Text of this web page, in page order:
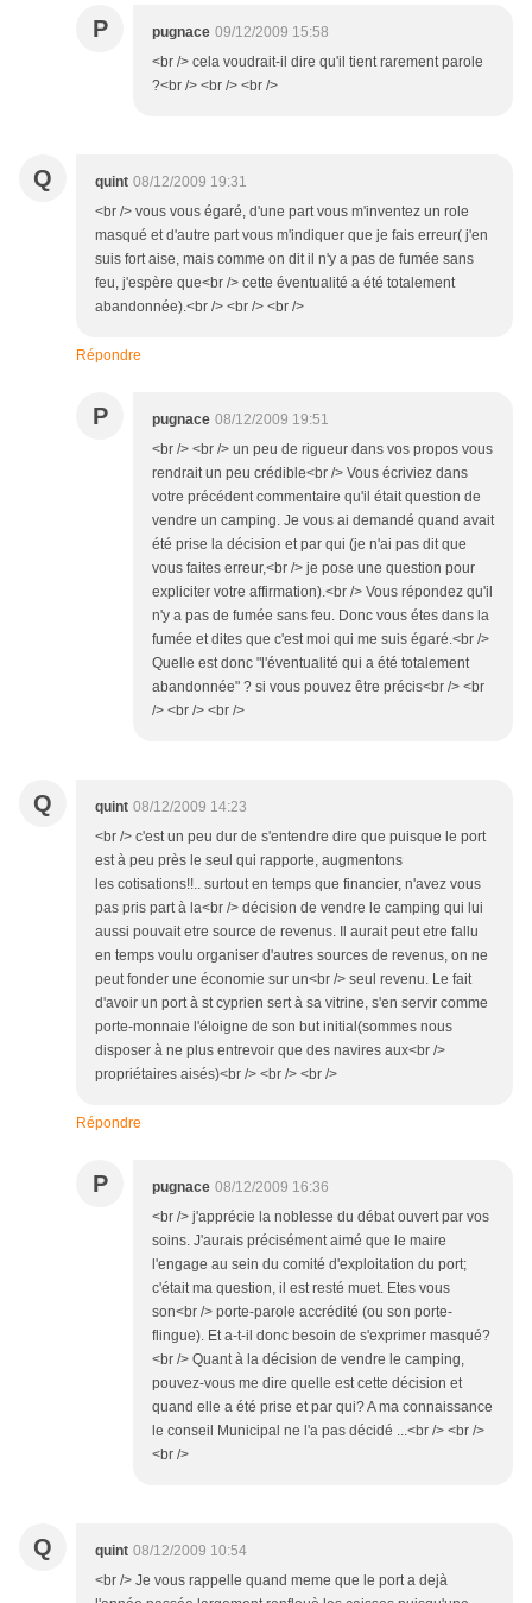
P pugnace 09/12/2009 15:58
<br /> cela voudrait-il dire qu'il tient rarement parole
?<br /> <br /> <br />
Q quint 08/12/2009 19:31
<br /> vous vous égaré, d'une part vous m'inventez un role
masqué et d'autre part vous m'indiquer que je fais erreur( j'en
suis fort aise, mais comme on dit il n'y a pas de fumée sans
feu, j'espère que<br /> cette éventualité a été totalement
abandonnée).<br /> <br /> <br />
Répondre
P pugnace 08/12/2009 19:51
<br /> <br /> un peu de rigueur dans vos propos vous
rendrait un peu crédible<br /> Vous écriviez dans
votre précédent commentaire qu'il était question de
vendre un camping. Je vous ai demandé quand avait
été prise la décision et par qui (je n'ai pas dit que
vous faites erreur,<br /> je pose une question pour
expliciter votre affirmation).<br /> Vous répondez qu'il
n'y a pas de fumée sans feu. Donc vous étes dans la
fumée et dites que c'est moi qui me suis égaré.<br />
Quelle est donc "l'éventualité qui a été totalement
abandonnée" ? si vous pouvez être précis<br /> <br
/> <br /> <br />
Q quint 08/12/2009 14:23
<br /> c'est un peu dur de s'entendre dire que puisque le port
est à peu près le seul qui rapporte, augmentons
les cotisations!!.. surtout en temps que financier, n'avez vous
pas pris part à la<br /> décision de vendre le camping qui lui
aussi pouvait etre source de revenus. Il aurait peut etre fallu
en temps voulu organiser d'autres sources de revenus, on ne
peut fonder une économie sur un<br /> seul revenu. Le fait
d'avoir un port à st cyprien sert à sa vitrine, s'en servir comme
porte-monnaie l'éloigne de son but initial(sommes nous
disposer à ne plus entrevoir que des navires aux<br />
propriétaires aisés)<br /> <br /> <br />
Répondre
P pugnace 08/12/2009 16:36
<br /> j'apprécie la noblesse du débat ouvert par vos
soins. J'aurais précisément aimé que le maire
l'engage au sein du comité d'exploitation du port;
c'était ma question, il est resté muet. Etes vous
son<br /> porte-parole accrédité (ou son porte-
flingue). Et a-t-il donc besoin de s'exprimer masqué?
<br /> Quant à la décision de vendre le camping,
pouvez-vous me dire quelle est cette décision et
quand elle a été prise et par qui? A ma connaissance
le conseil Municipal ne l'a pas décidé ...<br /> <br />
<br />
Q quint 08/12/2009 10:54
<br /> Je vous rappelle quand meme que le port a dejà